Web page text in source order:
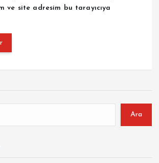
ve site adresim bu tarayıcıya
Ara